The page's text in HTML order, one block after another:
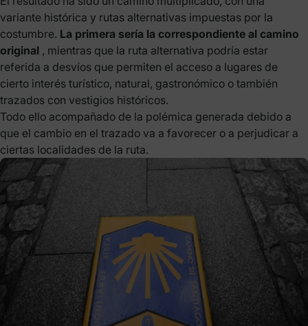
variante histórica y rutas alternativas impuestas por la
costumbre. La primera sería la correspondiente al camino
original , mientras que la ruta alternativa podría estar
referida a desvíos que permiten el acceso a lugares de
cierto interés turístico, natural, gastronómico o también
trazados con vestigios históricos.
Todo ello acompañado de la polémica generada debido a
que el cambio en el trazado va a favorecer o a perjudicar a
ciertas localidades de la ruta.